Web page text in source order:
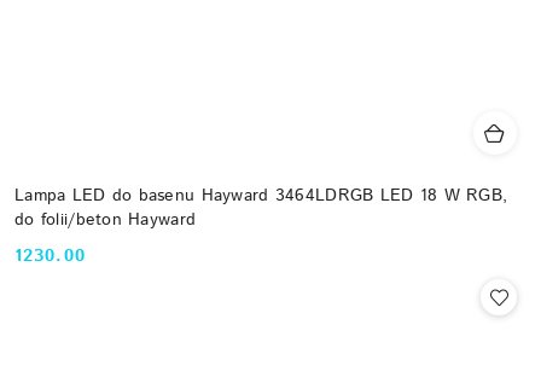
Lampa LED do basenu Hayward 3464LDRGB LED 18 W RGB,
do folii/beton Hayward
Cena:
1230.00